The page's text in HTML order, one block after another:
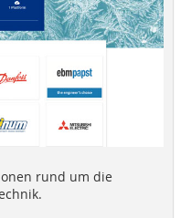
rund um die